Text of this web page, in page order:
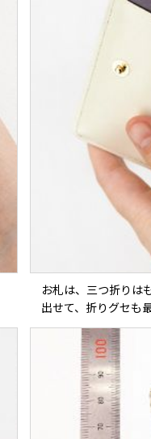
お札は、三つ折りは
出せて、折りグセも